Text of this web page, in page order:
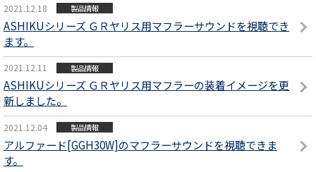
2021.12.18 製品情報
ASHIKUシリーズ ＧＲヤリス用マフラーサウンドを視聴でき
ます。
2021.12.11 製品情報
ASHIKUシリーズ ＧＲヤリス用マフラーの装着イメージを更
新しました。
2021.12.04 製品情報
アルファード[GGH30W]のマフラーサウンドを視聴できま
す。